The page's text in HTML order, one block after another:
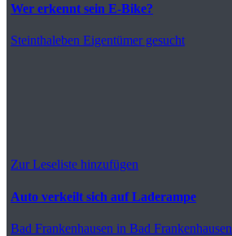
Wer erkennt sein E-Bike?
Steinthaleben Eigentümer gesucht
Zur Leseliste hinzufügen
Auto verkeilt sich auf Laderampe
Bad Frankenhausen in Bad Frankenhausen